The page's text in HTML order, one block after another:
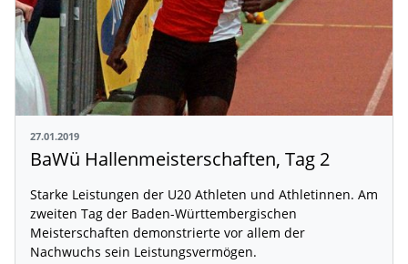
27.01.2019
BaWü Hallenmeisterschaften, Tag 2
Starke Leistungen der U20 Athleten und Athletinnen. Am
zweiten Tag der Baden-Württembergischen
Meisterschaften demonstrierte vor allem der
Nachwuchs sein Leistungsvermögen.